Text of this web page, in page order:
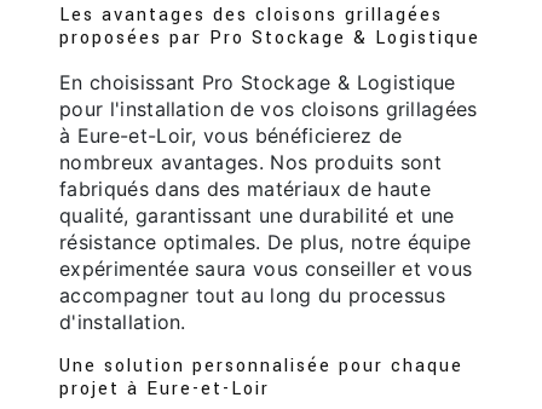
Les avantages des cloisons grillagées
proposées par Pro Stockage & Logistique
En choisissant Pro Stockage & Logistique
pour l'installation de vos cloisons grillagées
à Eure-et-Loir, vous bénéficierez de
nombreux avantages. Nos produits sont
fabriqués dans des matériaux de haute
qualité, garantissant une durabilité et une
résistance optimales. De plus, notre équipe
expérimentée saura vous conseiller et vous
accompagner tout au long du processus
d'installation.
Une solution personnalisée pour chaque
projet à Eure-et-Loir